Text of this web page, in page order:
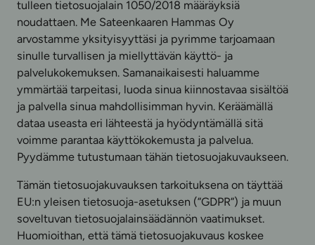
tulleen tietosuojalain 1050/2018 määräyksiä
noudattaen. Me Sateenkaaren Hammas Oy
arvostamme yksityisyyttäsi ja pyrimme tarjoamaan
sinulle turvallisen ja miellyttävän käyttö- ja
palvelukokemuksen. Samanaikaisesti haluamme
ymmärtää tarpeitasi, luoda sinua kiinnostavaa sisältöä
ja palvella sinua mahdollisimman hyvin. Keräämällä
dataa useasta eri lähteestä ja hyödyntämällä sitä
voimme parantaa käyttökokemusta ja palvelua.
Pyydämme tutustumaan tähän tietosuojakuvaukseen.
Tämän tietosuojakuvauksen tarkoituksena on täyttää
EU:n yleisen tietosuoja-asetuksen (”GDPR”) ja muun
soveltuvan tietosuojalainsäädännön vaatimukset.
Huomioithan, että tämä tietosuojakuvaus koskee